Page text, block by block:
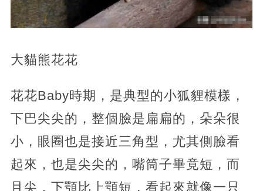
大貓熊花花
花花Baby時期，是典型的小狐貍模樣，
下巴尖尖的，整個臉是扁扁的，朵朵很
小，眼圈也是接近三角型，尤其側臉看
起來，也是尖尖的，嘴筒子畢竟短，而
且尖，下顎比上顎短，看起來就像一只